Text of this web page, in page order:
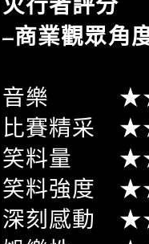
–商業觀眾角
音樂
比賽精
笑料量
笑料強
深刻感